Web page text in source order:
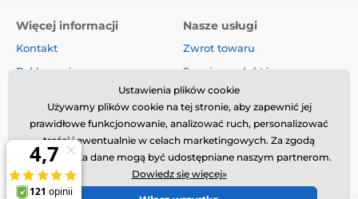
Więcej informacji
Kontakt
Reklamacje
O firmie
Regulamin
Nasze usługi
Zwrot towaru
Serwis produktów
Komis
Sprzedaż hurtowa
Artykuły i aktualności
Oceny i recenzje
Ustawienia plików cookie
Używamy plików cookie na tej stronie, aby zapewnić jej
prawidłowe funkcjonowanie, analizować ruch, personalizować
treści i ewentualnie w celach marketingowych. Za zgodą
użytkownika dane mogą być udostępniane naszym partnerom.
Dowiedz się więcej»